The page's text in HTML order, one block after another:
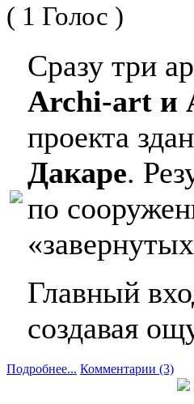
( 1 Голос )
Сразу три
Archi-art и
проекта
Дакаре.
по
Главный
создавая
Подробнее... Комментарии (3)